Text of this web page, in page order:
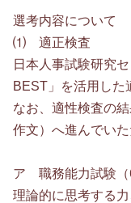
選考内容について
⑴ 適正検査
日本人事試験研究
BEST」を活用した
なお、適性検査の
作文）へ進んでいた
ア 職務能力試験（
理論的に思考する